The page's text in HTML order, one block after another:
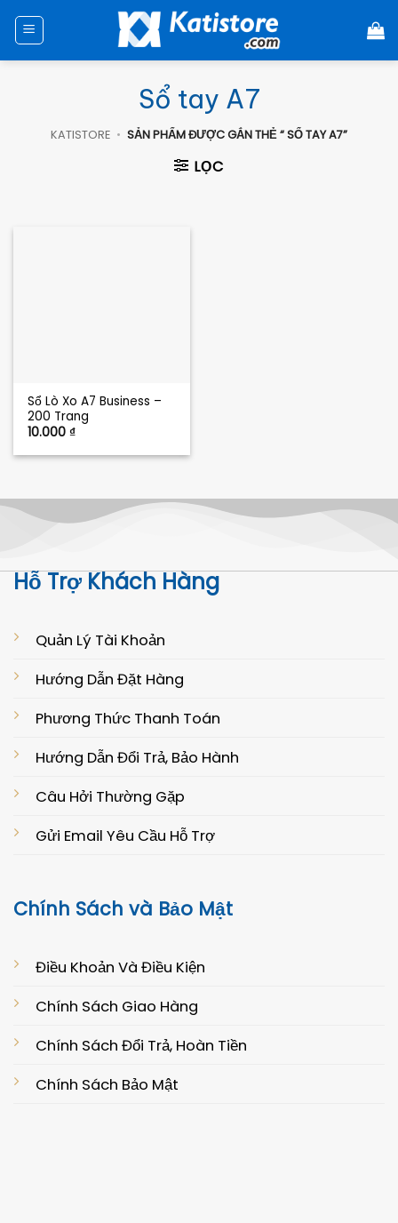
đến
Sổ tay A7
KATISTORE • SẢN PHẨM ĐƯỢC GẮN THẺ “ SỔ TAY A7”
LỌC
Sổ Lò Xo A7 Business –
200 Trang
10.000₫
Hỗ Trợ Khách Hàng
Quản Lý Tài Khoản
Hướng Dẫn Đặt Hàng
Phương Thức Thanh Toán
Hướng Dẫn Đổi Trả, Bảo Hành
Câu Hởi Thường Gặp
Gửi Email Yêu Cầu Hỗ Trợ
Chính Sách và Bảo Mật
Điều Khoản Và Điều Kiện
Chính Sách Giao Hàng
Chính Sách Đổi Trả, Hoàn Tiền
Chính Sách Bảo Mật